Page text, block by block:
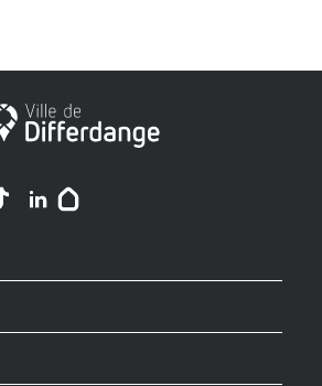
of Differdange
sur Instagram